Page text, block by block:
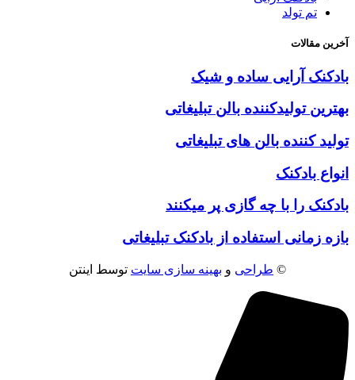
تم تولد
آخرین مقالات
بادکنک آرایی ساده و شیک
بهترین تولیدکننده بالن تبلیغاتی
تولید کننده بالن های تبلیغاتی
انواع بادکنک
بادکنک را با چه گازی پر میکنند
بازه زمانی استفاده از بادکنک تبلیغاتی
© طراحی و بهینه سازی سایت توسط اینتن